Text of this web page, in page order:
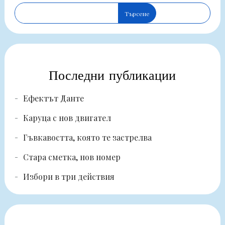
Търсене
Последни публикации
Ефектът Данте
Каруца с нов двигател
Гъвкавостта, която те застрелва
Стара сметка, нов номер
Избори в три действия